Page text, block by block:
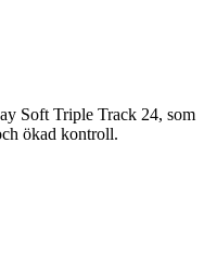
Soft Triple Track 24, som
ökad kontroll.